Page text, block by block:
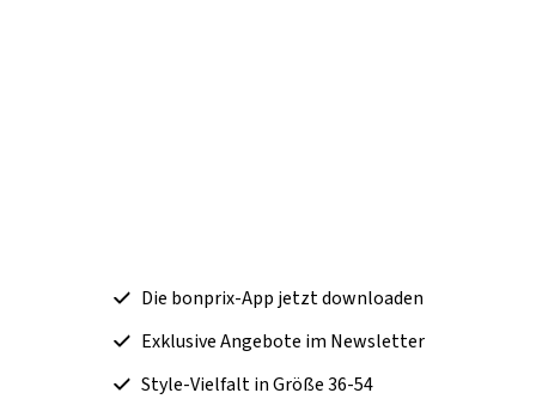
Die bonprix-App jetzt downloaden
Exklusive Angebote im Newsletter
Style-Vielfalt in Größe 36-54